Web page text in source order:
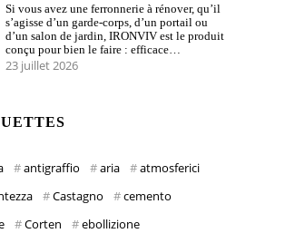
Si vous avez une ferronnerie à rénover, qu’il
s’agisse d’un garde-corps, d’un portail ou
d’un salon de jardin, IRONVIV est le produit
conçu pour bien le faire : efficace…
23 juillet 2026
antigraffio aria
atmosferici
Castagno
cemento
Corten
ebollizione